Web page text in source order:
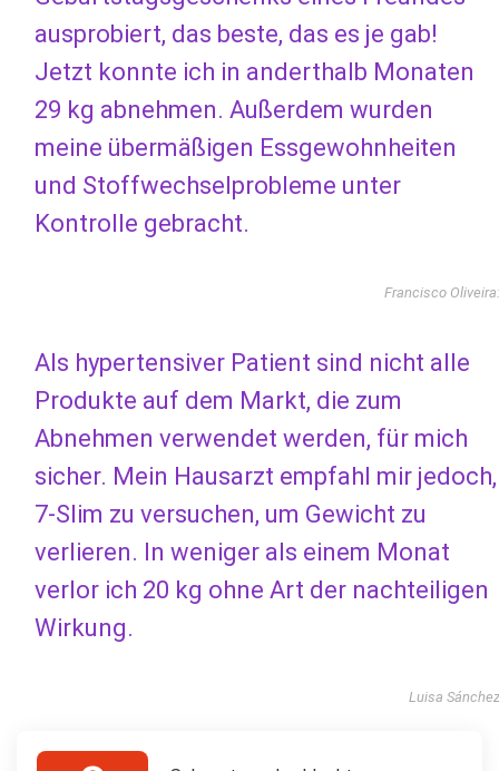
ausprobiert, das beste, das es je gab!
Jetzt konnte ich in anderthalb Monaten
29 kg abnehmen. Außerdem wurden
meine übermäßigen Essgewohnheiten
und Stoffwechselprobleme unter
Kontrolle gebracht.
Francisco Oliveira:
Als hypertensiver Patient sind nicht alle
Produkte auf dem Markt, die zum
Abnehmen verwendet werden, für mich
sicher. Mein Hausarzt empfahl mir jedoch,
7-Slim zu versuchen, um Gewicht zu
verlieren. In weniger als einem Monat
verlor ich 20 kg ohne Art der nachteiligen
Wirkung.
Luisa Sánchez